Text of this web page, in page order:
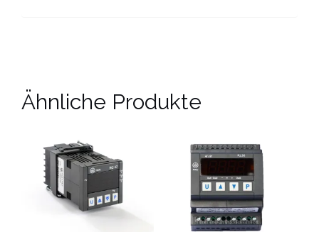
Ähnliche Produkte